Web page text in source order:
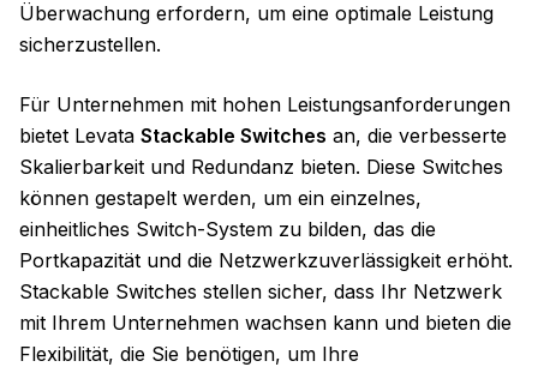
Überwachung erfordern, um eine optimale Leistung
sicherzustellen.
Für Unternehmen mit hohen Leistungsanforderungen
bietet Levata Stackable Switches an, die verbesserte
Skalierbarkeit und Redundanz bieten. Diese Switches
können gestapelt werden, um ein einzelnes,
einheitliches Switch-System zu bilden, das die
Portkapazität und die Netzwerkzuverlässigkeit erhöht.
Stackable Switches stellen sicher, dass Ihr Netzwerk
mit Ihrem Unternehmen wachsen kann und bieten die
Flexibilität, die Sie benötigen, um Ihre